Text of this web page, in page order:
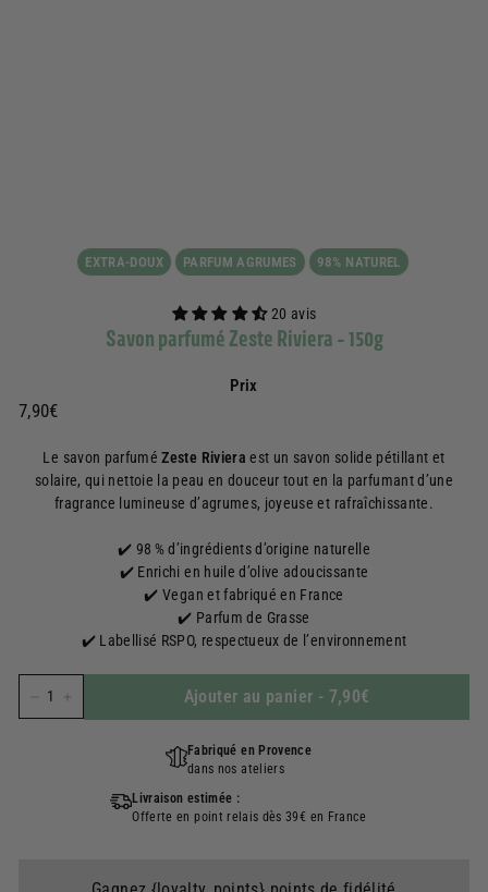
EXTRA-DOUX PARFUM AGRUMES 98% NATUREL
20 avis
Savon parfumé Zeste Riviera - 150g
Prix
Prix
7,90€7,90€
Le savon parfuméZeste Riviera est un savon solide pétillant et
solaire, qui nettoie la peau en douceur tout en la parfumant d’une
fragrance lumineuse d’agrumes, joyeuse et rafraîchissante.
✔️ 98 % d’ingrédients d’origine naturelle
✔️ Enrichi en huile d’olive adoucissante
✔️ Vegan et fabriqué en France
✔️ Parfum de Grasse
✔️ Labellisé RSPO, respectueux de l’environnement
Ajouter au panier - 7,90€
Fabriqué en Provence
dans nos ateliers
Livraison estimée :
Offerte en point relais dès 39€ en France